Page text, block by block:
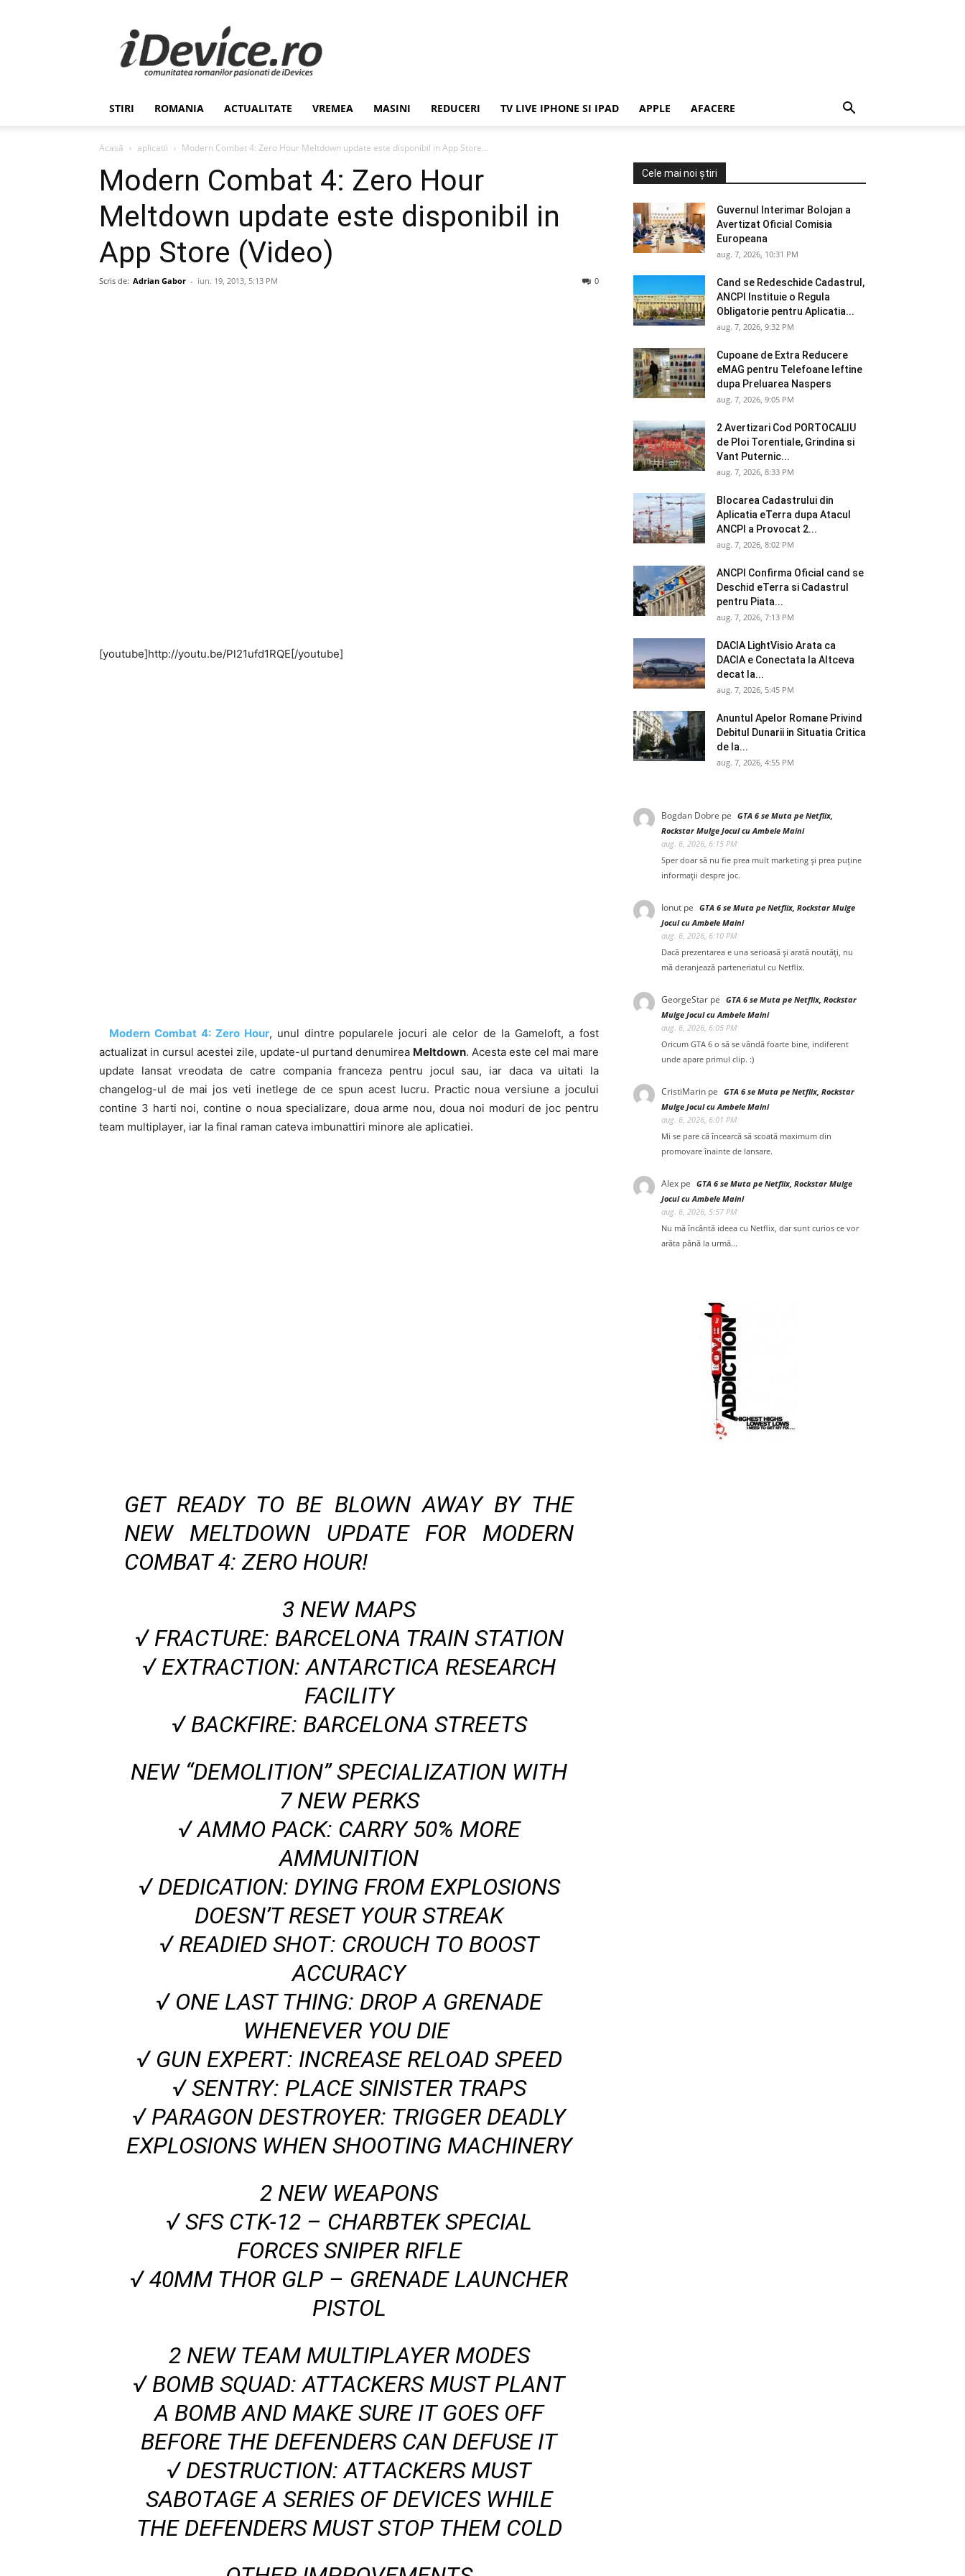
Stiri
de
Ultima
Ora
Romania,
Economie,
–
iDevice.ro
STIRI ROMANIA ACTUALITATE VREMEA MASINI REDUCERI TV LIVE IPHONE SI IPAD APPLE AFACERE
Acasă aplicatii Modern Combat 4: Zero Hour Meltdown update este disponibil in App Store...
Modern Combat 4: Zero Hour
Meltdown update este disponibil in
App Store (Video)
Scris de: Adrian Gabor - iun. 19, 2013, 5:13 PM 0
[youtube]http://youtu.be/Pl21ufd1RQE[/youtube]
Modern Combat 4: Zero Hour, unul dintre popularele jocuri ale celor de la Gameloft, a fost
actualizat in cursul acestei zile, update-ul purtand denumirea Meltdown. Acesta este cel mai mare
update lansat vreodata de catre compania franceza pentru jocul sau, iar daca va uitati la
changelog-ul de mai jos veti inetlege de ce spun acest lucru. Practic noua versiune a jocului
contine 3 harti noi, contine o noua specializare, doua arme nou, doua noi moduri de joc pentru
team multiplayer, iar la final raman cateva imbunattiri minore ale aplicatiei.
GET READY TO BE BLOWN AWAY BY THE
NEW MELTDOWN UPDATE FOR MODERN
COMBAT 4: ZERO HOUR!
3 NEW MAPS
√ FRACTURE: BARCELONA TRAIN STATION
√ EXTRACTION: ANTARCTICA RESEARCH
FACILITY
√ BACKFIRE: BARCELONA STREETS
NEW “DEMOLITION” SPECIALIZATION WITH
7 NEW PERKS
√ AMMO PACK: CARRY 50% MORE
AMMUNITION
√ DEDICATION: DYING FROM EXPLOSIONS
DOESN’T RESET YOUR STREAK
√ READIED SHOT: CROUCH TO BOOST
ACCURACY
√ ONE LAST THING: DROP A GRENADE
WHENEVER YOU DIE
√ GUN EXPERT: INCREASE RELOAD SPEED
√ SENTRY: PLACE SINISTER TRAPS
√ PARAGON DESTROYER: TRIGGER DEADLY
EXPLOSIONS WHEN SHOOTING MACHINERY
2 NEW WEAPONS
√ SFS CTK-12 – CHARBTEK SPECIAL
FORCES SNIPER RIFLE
√ 40MM THOR GLP – GRENADE LAUNCHER
PISTOL
2 NEW TEAM MULTIPLAYER MODES
√ BOMB SQUAD: ATTACKERS MUST PLANT
A BOMB AND MAKE SURE IT GOES OFF
BEFORE THE DEFENDERS CAN DEFUSE IT
√ DESTRUCTION: ATTACKERS MUST
SABOTAGE A SERIES OF DEVICES WHILE
THE DEFENDERS MUST STOP THEM COLD
Cele mai noi știri
Guvernul Interimar Bolojan a
Avertizat Oficial Comisia
Europeana
aug. 7, 2026, 10:31 PM
Cand se Redeschide Cadastrul,
ANCPI Instituie o Regula
Obligatorie pentru Aplicatia...
aug. 7, 2026, 9:32 PM
Cupoane de Extra Reducere
eMAG pentru Telefoane Ieftine
dupa Preluarea Naspers
aug. 7, 2026, 9:05 PM
2 Avertizari Cod PORTOCALIU
de Ploi Torentiale, Grindina si
Vant Puternic...
aug. 7, 2026, 8:33 PM
Blocarea Cadastrului din
Aplicatia eTerra dupa Atacul
ANCPI a Provocat 2...
aug. 7, 2026, 8:02 PM
ANCPI Confirma Oficial cand se
Deschid eTerra si Cadastrul
pentru Piata...
aug. 7, 2026, 7:13 PM
DACIA LightVisio Arata ca
DACIA e Conectata la Altceva
decat la...
aug. 7, 2026, 5:45 PM
Anuntul Apelor Romane Privind
Debitul Dunarii in Situatia Critica
de la...
aug. 7, 2026, 4:55 PM
Bogdan Dobre pe GTA 6 se Muta pe Netflix,
Rockstar Mulge Jocul cu Ambele Maini
aug. 6, 2026, 6:15 PM
Sper doar să nu fie prea mult marketing și prea puține
informații despre joc.
Ionut pe GTA 6 se Muta pe Netflix, Rockstar Mulge
Jocul cu Ambele Maini
aug. 6, 2026, 6:10 PM
Dacă prezentarea e una serioasă și arată noutăți, nu
mă deranjează parteneriatul cu Netflix.
GeorgeStar pe GTA 6 se Muta pe Netflix, Rockstar
Mulge Jocul cu Ambele Maini
aug. 6, 2026, 6:05 PM
Oricum GTA 6 o să se vândă foarte bine, indiferent
unde apare primul clip. :)
CristiMarin pe GTA 6 se Muta pe Netflix, Rockstar
Mulge Jocul cu Ambele Maini
aug. 6, 2026, 6:01 PM
Mi se pare că încearcă să scoată maximum din
promovare înainte de lansare.
Alex pe GTA 6 se Muta pe Netflix, Rockstar Mulge
Jocul cu Ambele Maini
aug. 6, 2026, 5:57 PM
Nu mă încântă ideea cu Netflix, dar sunt curios ce vor
arăta până la urmă...